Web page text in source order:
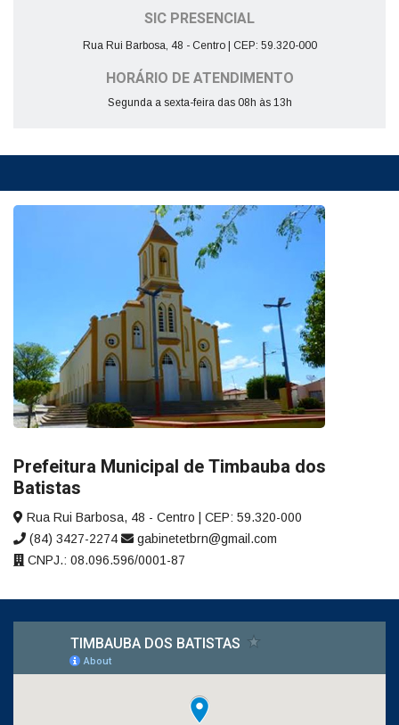
SIC PRESENCIAL
Rua Rui Barbosa, 48 - Centro | CEP: 59.320-000
HORÁRIO DE ATENDIMENTO
Segunda a sexta-feira das 08h às 13h
Prefeitura Municipal de Timbauba dos
Batistas
Rua Rui Barbosa, 48 - Centro | CEP: 59.320-000
(84) 3427-2274
gabinetetbrn@gmail.com
CNPJ.: 08.096.596/0001-87